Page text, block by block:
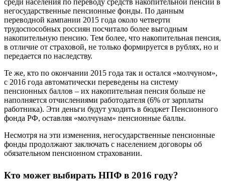
среди населения по переводу средств накопительной пенсии в
негосударственные пенсионные фонды. По данным
переводной кампании 2015 года около четверти
трудоспособных россиян посчитало более выгодным
накопительную пенсию. Тем более, что накопительная пенсия,
в отличие от страховой, не только формируется в рублях, но и
передается по наследству.
Те же, кто по окончании 2015 года так и остался «молчуном»,
с 2016 года автоматически переведены на систему
пенсионных баллов – их накопительная пенсия больше не
наполняется отчислениями работодателя (6% от зарплаты
работника). Эти деньги будут уходить в бюджет Пенсионного
фонда РФ, оставляя «молчунам» пенсионные баллы.
Несмотря на эти изменения, негосударственные пенсионные
фонды продолжают заключать с населением договоры об
обязательном пенсионном страховании.
Кто может выбирать НПФ в 2016 году?